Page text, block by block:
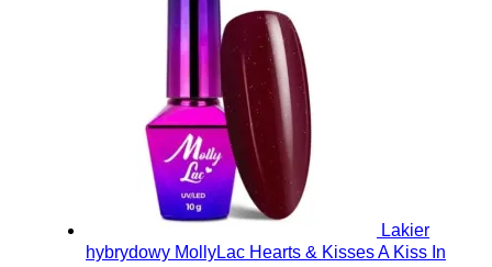
Lakier
hybrydowy MollyLac Hearts & Kisses A Kiss In